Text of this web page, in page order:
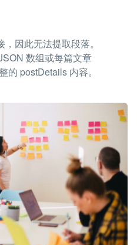
因此无法提取段落。
数组或每篇文章
的 postDetails 内容。